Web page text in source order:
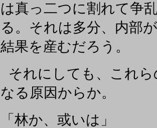
は真っ二つに割れて争
る。それは多分、内部
結果を産むだろう。
それにしても、これ
なる原因からか。
「林か、或いは」